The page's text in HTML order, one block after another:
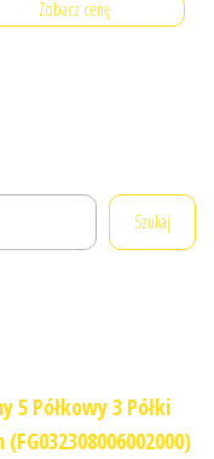
Zobacz cenę
Szukaj
5 Półkowy 3 Półki